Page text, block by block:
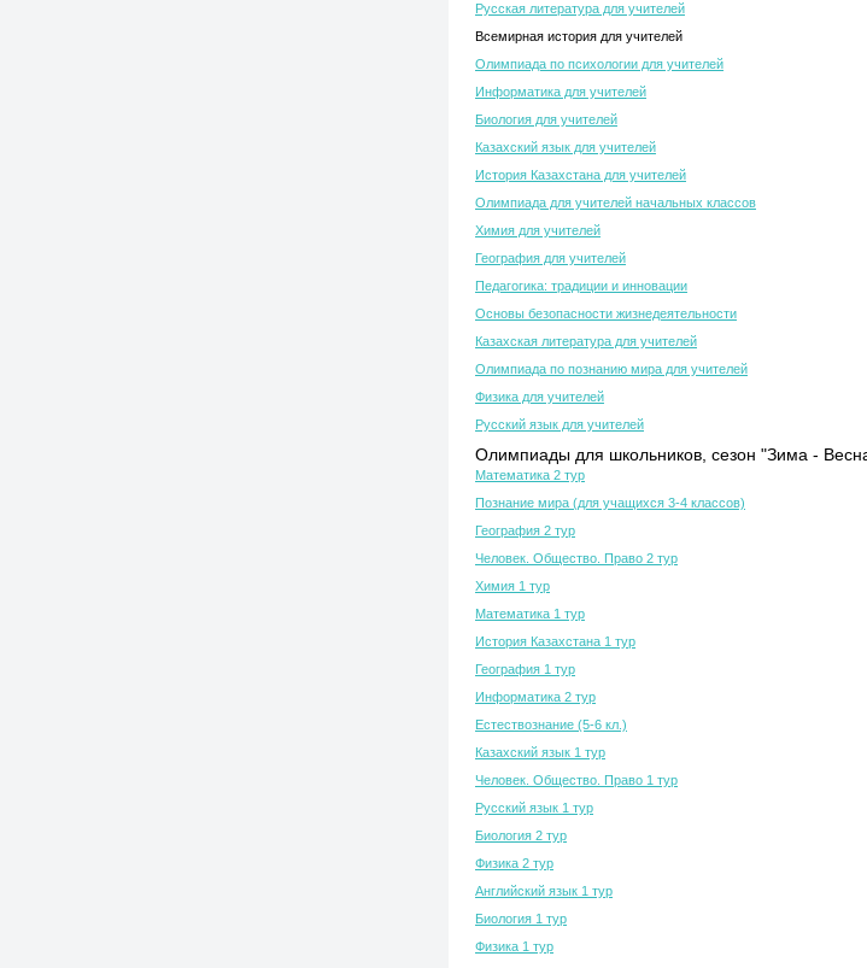
Русская литература для учителей
Всемирная история для учителей
Олимпиада по психологии для учителей
Информатика для учителей
Биология для учителей
Казахский язык для учителей
История Казахстана для учителей
Олимпиада для учителей начальных классов
Химия для учителей
География для учителей
Педагогика: традиции и инновации
Основы безопасности жизнедеятельности
Казахская литература для учителей
Олимпиада по познанию мира для учителей
Физика для учителей
Русский язык для учителей
Олимпиады для школьников, сезон "Зима -
Математика 2 тур
Познание мира (для учащихся 3-4 классов)
География 2 тур
Человек. Общество. Право 2 тур
Химия 1 тур
Математика 1 тур
История Казахстана 1 тур
География 1 тур
Информатика 2 тур
Естествознание (5-6 кл.)
Казахский язык 1 тур
Человек. Общество. Право 1 тур
Русский язык 1 тур
Биология 2 тур
Физика 2 тур
Английский язык 1 тур
Биология 1 тур
Физика 1 тур